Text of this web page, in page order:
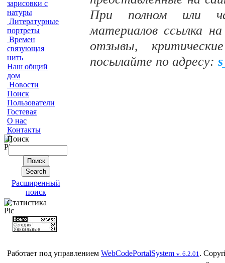
зарисовки с
натуры
Литературные
портреты
Времен
связующая
нить
Наш общий
дом
Новости
Поиск
Пользователи
Гостевая
О нас
Контакты
Поиск
Расширенный
поиск
Статистика
При полном или
материалов ссылка
отзывы,
посылайте по адресу:
Работает под управлением WebCodePortalSystem v. 6.2.01.